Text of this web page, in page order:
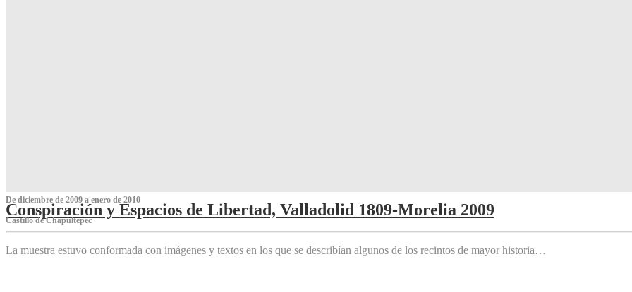
De diciembre de 2009 a enero de 2010
Conspiración y Espacios de Libertad, Valladolid 1809-Morelia 2009
Castillo de Chapultepec
La muestra estuvo conformada con imágenes y textos en los que se describían algunos de los recintos de mayor historia…